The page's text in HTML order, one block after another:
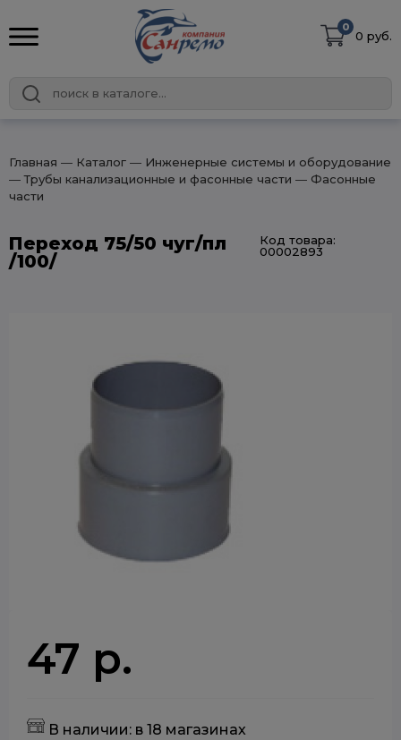
0
0 руб.
Главная ― Каталог ― Инженерные системы и оборудование
― Трубы канализационные и фасонные части ― Фасонные
части
Переход 75/50 чуг/пл
/100/
Код товара:
00002893
47 р.
В наличии: в 18 магазинах